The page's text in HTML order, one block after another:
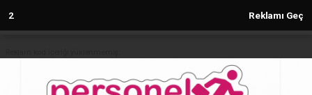
2 Reklamı Geç
Anasayfa HATAY